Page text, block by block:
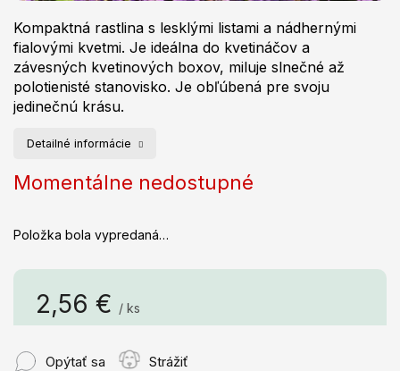
2,56 € / ks
Momentálne nedostupné
Položka bola vypredaná…
Kompaktná rastlina s lesklými listami a nádhernými
fialovými kvetmi. Je ideálna do kvetináčov a
závesných kvetinových boxov, miluje slnečné až
polotienisté stanovisko. Je obľúbená pre svoju
jedinečnú krásu.
Detailné informácie
Opýtať sa Strážiť